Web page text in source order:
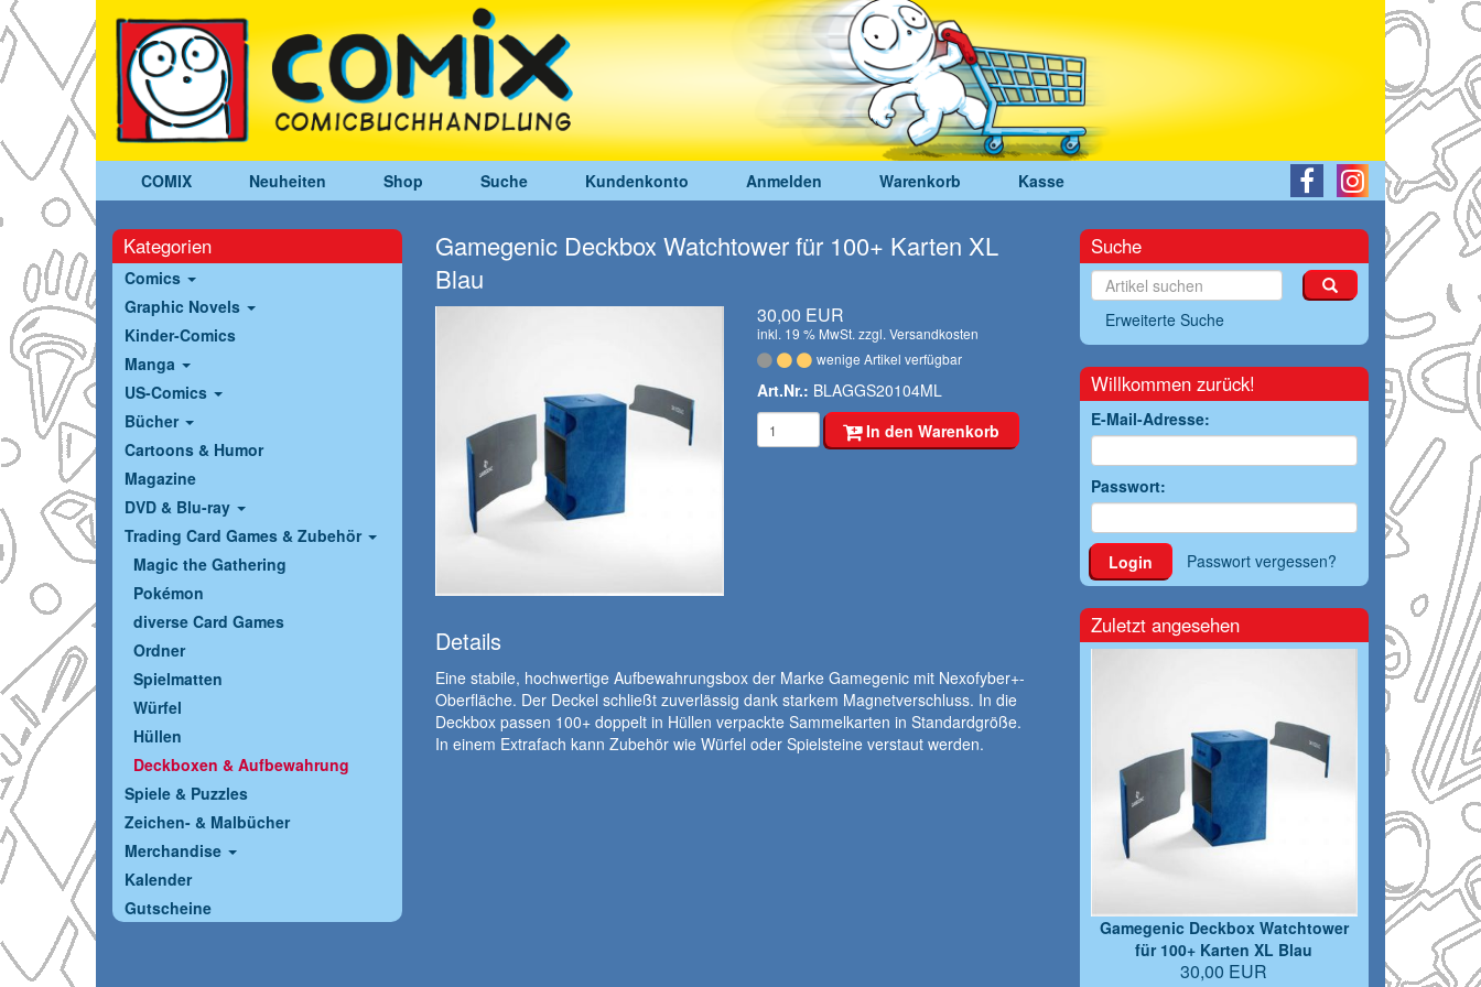
COMIX Neuheiten Shop Suche Kundenkonto Anmelden Warenkorb Kasse
Kategorien
Comics
Graphic Novels
Kinder-Comics
Manga
US-Comics
Bücher
Cartoons & Humor
Magazine
DVD & Blu-ray
Trading Card Games & Zubehör
Magic the Gathering
Pokémon
diverse Card Games
Ordner
Spielmatten
Würfel
Hüllen
Deckboxen & Aufbewahrung
Spiele & Puzzles
Zeichen- & Malbücher
Merchandise
Kalender
Gutscheine
Gamegenic Deckbox Watchtower für 100+ Karten XL
Blau
30,00 EUR
inkl. 19 % MwSt. zzgl. Versandkosten
wenige Artikel verfügbar
Art.Nr.: BLAGGS20104ML
In den Warenkorb
Details
Eine stabile, hochwertige Aufbewahrungsbox der Marke Gamegenic mit Nexofyber+-
Oberfläche. Der Deckel schließt zuverlässig dank starkem Magnetverschluss. In die
Deckbox passen 100+ doppelt in Hüllen verpackte Sammelkarten in Standardgröße.
In einem Extrafach kann Zubehör wie Würfel oder Spielsteine verstaut werden.
Suche
Erweiterte Suche
Willkommen zurück!
E-Mail-Adresse:
Passwort:
Login Passwort vergessen?
Zuletzt angesehen
Gamegenic Deckbox Watchtower
für 100+ Karten XL Blau
30,00 EUR